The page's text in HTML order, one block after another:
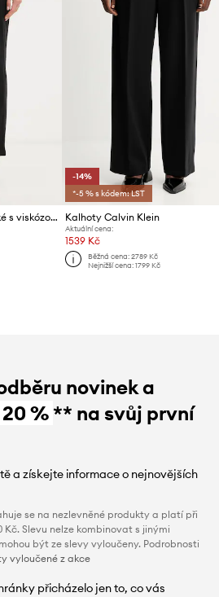
Calvin Klein kalhoty dámské s viskózou
-14%
*-5 % s kódem: LST
Kalhoty Calvin Klein
Aktuální cena:
1539 Kč
Běžná cena: 2789 Kč
Nejnižší cena: 1799 Kč
novinek a
20 %** na svůj první
a získejte informace o nejnovějších
se na nezlevněné produkty a platí při
Kč. Slevu nelze kombinovat s jinými
být ze slevy vyloučeny. Podrobnosti
vyloučené z akce
přicházelo jen to, co vás